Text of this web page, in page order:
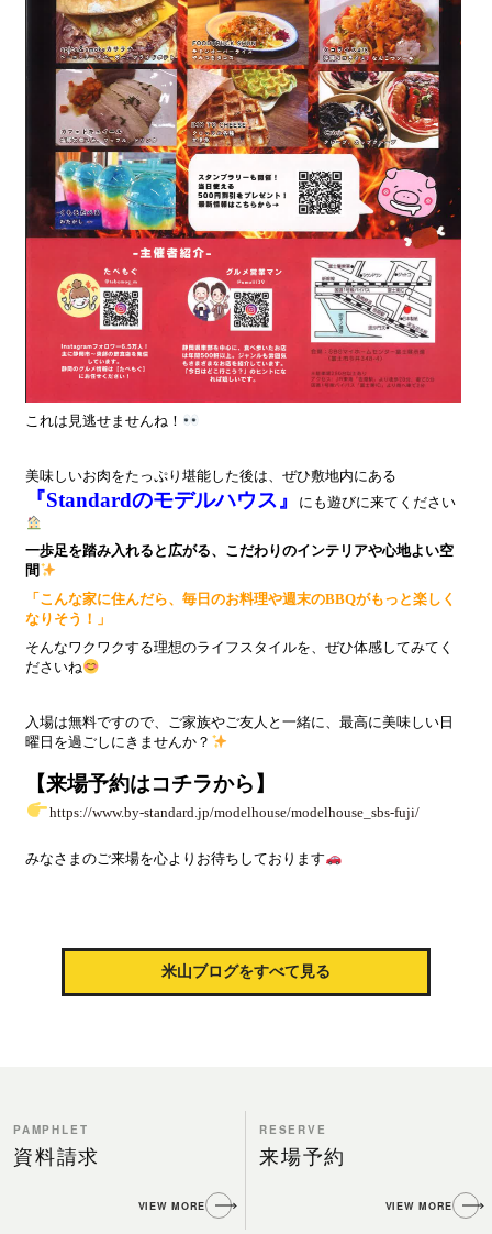
これは見逃せませんね！
美味しいお肉をたっぷり堪能した後は、ぜひ敷地内にある
『Standardのモデルハウス』 にも遊びに来てください
一歩足を踏み入れると広がる、こだわりのインテリアや心地よい空
間
「こんな家に住んだら、毎日のお料理や週末のBBQがもっと楽しく
なりそう！」
そんなワクワクする理想のライフスタイルを、ぜひ体感してみてく
ださいね
入場は無料ですので、ご家族やご友人と一緒に、最高に美味しい日
曜日を過ごしにきませんか？
【来場予約はコチラから】
https://www.by-standard.jp/modelhouse/modelhouse_sbs-fuji/
みなさまのご来場を心よりお待ちしております
米山ブログをすべて見る
PAMPHLET
資料請求
VIEW MORE
RESERVE
来場予約
VIEW MORE